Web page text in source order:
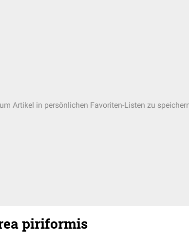
Artikel in persönlichen Favoriten-Listen zu
piriformis